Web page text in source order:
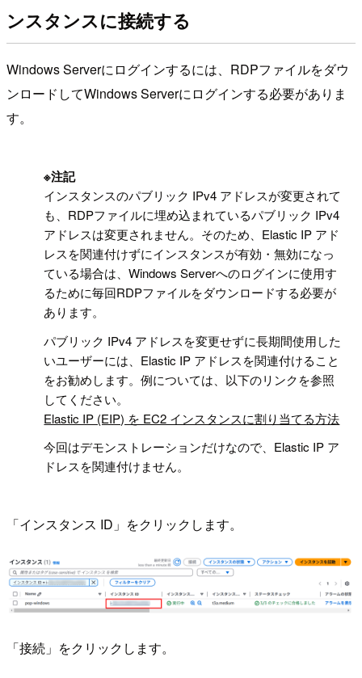
ンスタンスに接続する
Windows Serverにログインするには、RDPファイルをダウ
ンロードしてWindows Serverにログインする必要がありま
す。
※注記
インスタンスのパブリック IPv4 アドレスが変更されて
も、RDPファイルに埋め込まれているパブリック IPv4
アドレスは変更されません。そのため、Elastic IP アド
レスを関連付けずにインスタンスが有効・無効になっ
ている場合は、Windows Serverへのログインに使用す
るために毎回RDPファイルをダウンロードする必要が
あります。
パブリック IPv4 アドレスを変更せずに長期間使用した
いユーザーには、Elastic IP アドレスを関連付けること
をお勧めします。例については、以下のリンクを参照
してください。
Elastic IP (EIP) を EC2 インスタンスに割り当てる方法
今回はデモンストレーションだけなので、Elastic IP ア
ドレスを関連付けません。
「インスタンス ID」をクリックします。
「接続」をクリックします。